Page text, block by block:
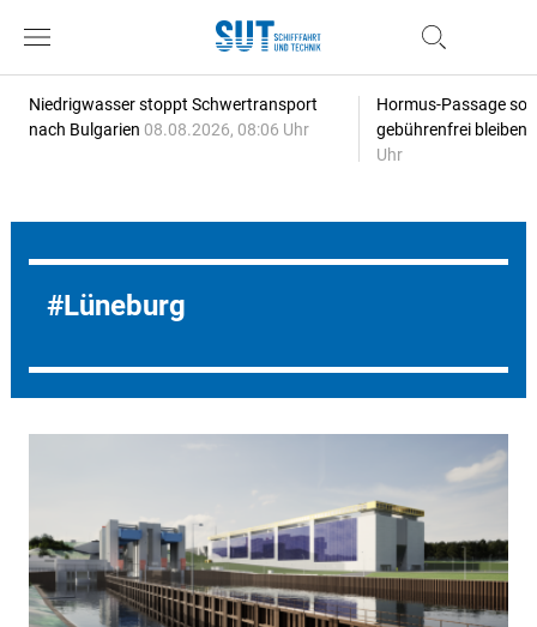
Niedrigwasser stoppt Schwertransport
nach Bulgarien 08.08.2026, 08:06 Uhr
Hormus-Passage
gebührenfrei bleiben
Uhr
Lüneburg